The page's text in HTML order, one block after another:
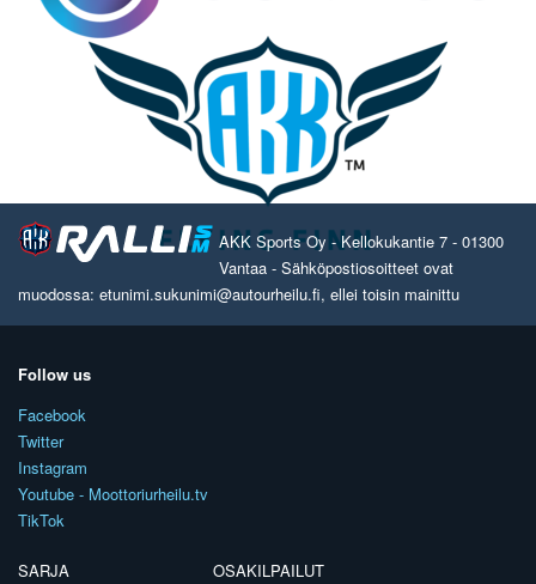
AKK Sports Oy - Kellokukantie 7 - 01300
Vantaa - Sähköpostiosoitteet ovat
muodossa: etunimi.sukunimi@autourheilu.fi, ellei toisin mainittu
Follow us
Facebook
Twitter
Instagram
Youtube - Moottoriurheilu.tv
TikTok
SARJA
OSAKILPAILUT